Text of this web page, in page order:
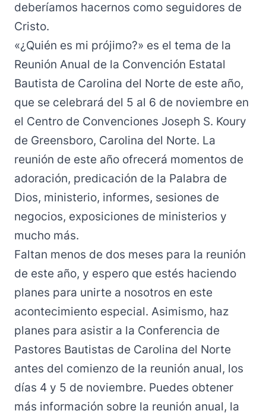
deberíamos hacernos como seguidores de
Cristo.
«¿Quién es mi prójimo?» es el tema de la
Reunión Anual de la Convención Estatal
Bautista de Carolina del Norte de este año,
que se celebrará del 5 al 6 de noviembre en
el Centro de Convenciones Joseph S. Koury
de Greensboro, Carolina del Norte. La
reunión de este año ofrecerá momentos de
adoración, predicación de la Palabra de
Dios, ministerio, informes, sesiones de
negocios, exposiciones de ministerios y
mucho más.
Faltan menos de dos meses para la reunión
de este año, y espero que estés haciendo
planes para unirte a nosotros en este
acontecimiento especial. Asimismo, haz
planes para asistir a la Conferencia de
Pastores Bautistas de Carolina del Norte
antes del comienzo de la reunión anual, los
días 4 y 5 de noviembre. Puedes obtener
más información sobre la reunión anual, la